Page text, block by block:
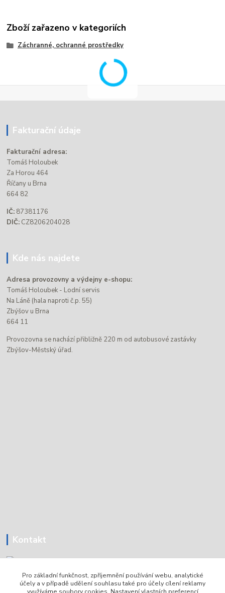
Zboží zařazeno v kategoriích
Záchranné, ochranné prostředky
Fakturační údaje
Fakturační adresa:
Tomáš Holoubek
Za Horou 464
Říčany u Brna
664 82
IČ: 87381176
DIČ: CZ8206204028
Kde nás najdete
Adresa provozovny a výdejny e-shopu:
Tomáš Holoubek - Lodní servis
Na Láně (hala naproti č.p. 55)
Zbýšov u Brna
664 11
Provozovna se nachází přibližně 220 m od autobusové zastávky
Zbýšov-Městský úřad.
Kontakt
Tomáš Holoubek
+420736720979
Pro základní funkčnost, zpříjemnění používání webu, analytické
účely a v případě udělení souhlasu také pro účely cílení reklamy